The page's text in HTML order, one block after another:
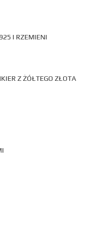
I RZEMIENI
Z ŻÓŁTEGO ZŁOTA